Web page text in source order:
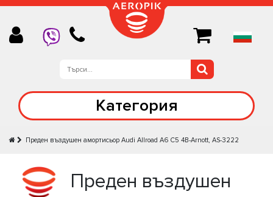
Категория
Преден въздушен амортисьор Audi Allroad A6 C5 4B-Arnott, AS-3222
Преден въздушен